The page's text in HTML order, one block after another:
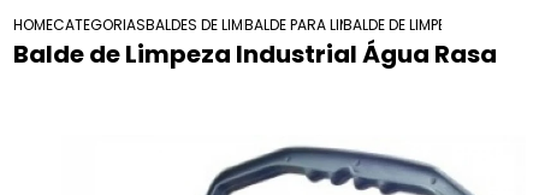
HOMECATEGORIASBALDES DE LIMPEZABALDE PARA LIMPEZABALDE DE LIMPEZA
Balde de Limpeza Industrial Água Rasa